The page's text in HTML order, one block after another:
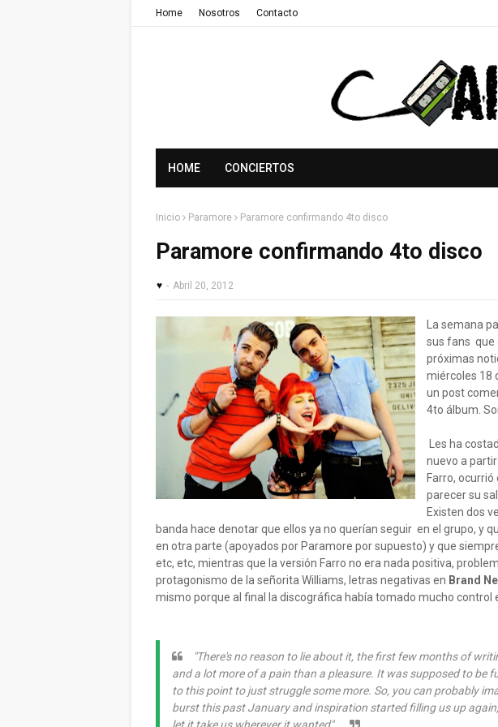
Home Nosotros Contacto
HOME CONCIERTOS
Inicio Paramore Paramore confirmando 4to disco
Paramore confirmando 4to disco
♥ - Abril 20, 2012
La semana
sus fans que
próximas
miércoles 18
un post
4to álbum.
Les ha
nuevo a
Farro,
parecer su
Existen dos
banda hace denotar que ellos ya no querían seguir en el grupo, y
en otra parte (apoyados por Paramore por supuesto) y que
etc, etc, mientras que la versión Farro no era nada positiva,
protagonismo de la señorita Williams, letras negativas en Brand
mismo porque al final la discográfica había tomado mucho control
"There's no reason to lie about it, the first few months of
and a lot more of a pain than a pleasure. It was supposed to be
to this point to just struggle some more. So, you can probably
burst this past January and inspiration started filling us up